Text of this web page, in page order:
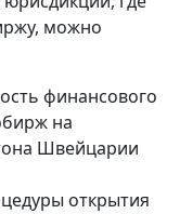
можно
финансового
на
Швейцарии
открытия